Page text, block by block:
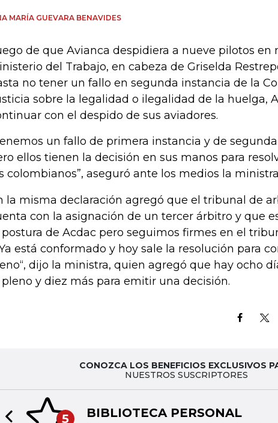
MARÍA GUEVARA BENAVIDES
de que Avianca despidiera a nueve pilotos en
del Trabajo, en cabeza de Griselda
no tener un fallo en segunda instancia de la
sobre la legalidad o ilegalidad de la huelga,
con el despido de sus aviadores.
un fallo de primera instancia y de
ellos tienen la decisión en sus manos para
colombianos”, aseguró ante los medios la
la misma declaración agregó que el tribunal de
con la asignación de un tercer árbitro y que
postura de Acdac pero seguimos firmes en el
está conformado y hoy sale la resolución para
dijo la ministra, quien agregó que hay ocho
y diez más para emitir una decisión.
CONOZCA LOS BENEFICIOS EXCLUSIVOS
NUESTROS SUSCRIPTORES
5 BIBLIOTECA PERSONAL